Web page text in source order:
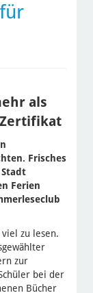
als
Frisches
Ferien
zu lesen.
zur
bei der
Bücher